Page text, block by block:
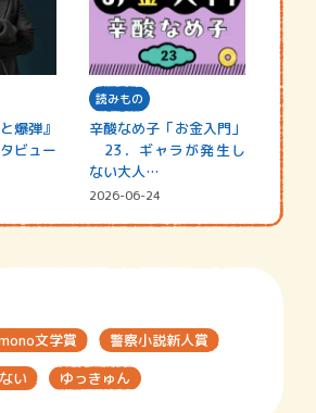
爆弾』
ビュー
読みもの
辛酸なめ子「お金入門」
23．ギャラが発生し
ない大人…
2026-06-24
文学賞
警察小説新人賞
い
ゆっきゅん